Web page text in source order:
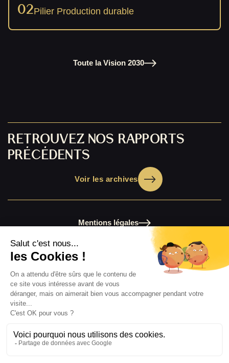
02Pilier Production durable
Toute la Vision 2030
RETROUVEZ NOS RAPPORTS
PRÉCÉDENTS
Voir les archives
Mentions légales
Nos publications 2025
Les archives de nos rapports